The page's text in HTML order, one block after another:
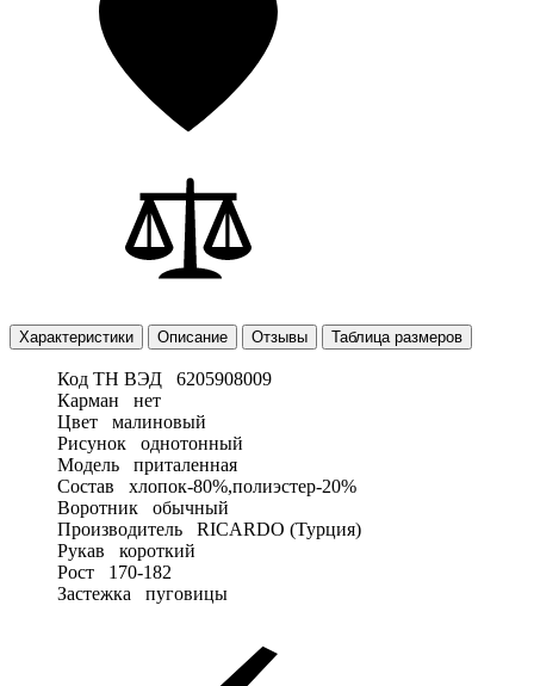
Характеристики Описание Отзывы Таблица размеров
Код ТН ВЭД
6205908009
Карман
нет
Цвет
малиновый
Рисунок
однотонный
Модель
приталенная
Состав
хлопок-80%,полиэстер-20%
Воротник
обычный
Производитель
RICARDO (Турция)
Рукав
короткий
Рост
170-182
Застежка
пуговицы